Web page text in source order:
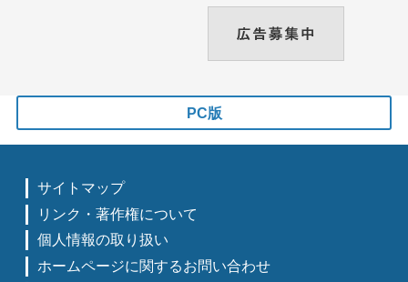
PC版
サイトマップ
リンク・著作権について
個人情報の取り扱い
ホームページに関するお問い合わせ